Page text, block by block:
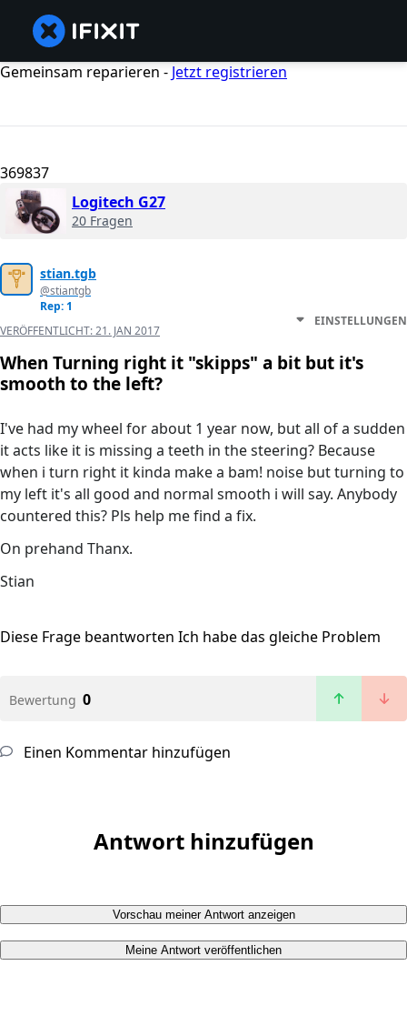
Gemeinsam reparieren - Jetzt registrieren
369837
Logitech G27
20 Fragen
stian.tgb
@stiantgb
Rep: 1
VERÖFFENTLICHT:21. JAN 2017
EINSTELLUNGEN
When Turning right it "skipps" a bit but it's
smooth to the left?
I've had my wheel for about 1 year now, but all of a sudden
it acts like it is missing a teeth in the steering? Because
when i turn right it kinda make a bam! noise but turning to
my left it's all good and normal smooth i will say. Anybody
countered this? Pls help me find a fix.
On prehand Thanx.
Stian
Diese Frage beantworten Ich habe das gleiche Problem
Bewertung 0
Einen Kommentar hinzufügen
Antwort hinzufügen
Vorschau meiner Antwort anzeigen
Meine Antwort veröffentlichen